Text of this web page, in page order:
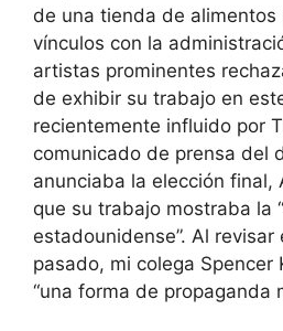
de una tienda de alimentos
vínculos con la
artistas prominentes
de exhibir su trabajo en
recientemente influido por
comunicado de prensa del
anunciaba la elección final,
que su trabajo mostraba la
estadounidense”. Al
pasado, mi colega Spencer
“una forma de propaganda